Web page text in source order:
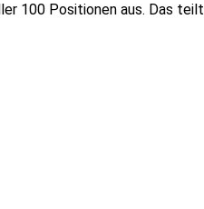
100 Positionen aus. Das